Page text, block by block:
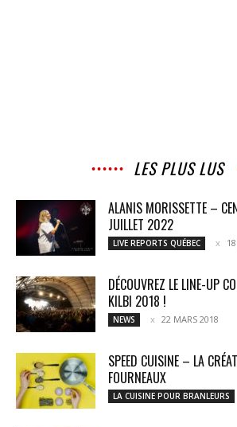
LES PLUS LUS
ALANIS MORISSETTE –
JUILLET 2022
LIVE REPORTS QUÉBEC
DÉCOUVREZ LE LINE-UP
KILBI 2018 !
NEWS 22 MARS 2018
SPEED CUISINE – LA
FOURNEAUX
LA CUISINE POUR BRANLEURS